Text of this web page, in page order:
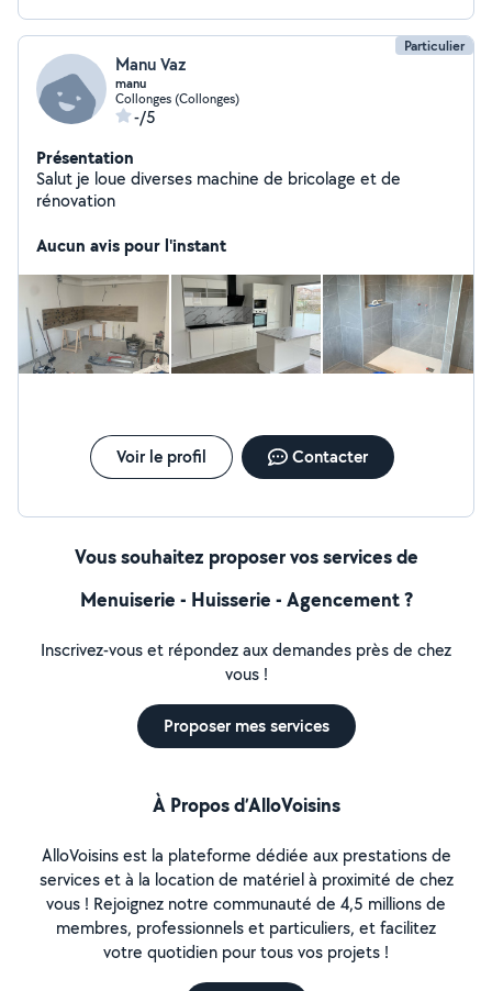
Particulier
Manu Vaz
manu
Collonges (Collonges)
-/5
Présentation
Salut je loue diverses machine de bricolage et de
rénovation
Aucun avis pour l'instant
Voir le profil Contacter
Vous souhaitez proposer vos services de
Menuiserie - Huisserie - Agencement ?
Inscrivez-vous et répondez aux demandes près de chez
vous !
Proposer mes services
À Propos d’AlloVoisins
AlloVoisins est la plateforme dédiée aux prestations de
services et à la location de matériel à proximité de chez
vous ! Rejoignez notre communauté de 4,5 millions de
membres, professionnels et particuliers, et facilitez
votre quotidien pour tous vos projets !